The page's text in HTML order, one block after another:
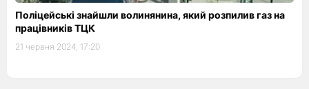
Поліцейські знайшли волинянина, який розпилив газ на
працівників ТЦК
21 червня 2024, 17:20